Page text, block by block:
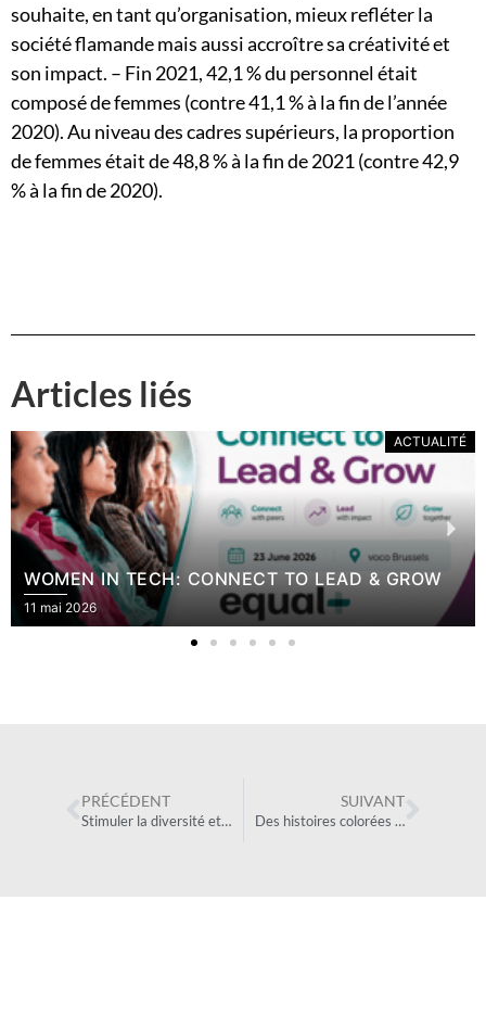
souhaite, en tant qu’organisation, mieux refléter la
société flamande mais aussi accroître sa créativité et
son impact. – Fin 2021, 42,1 % du personnel était
composé de femmes (contre 41,1 % à la fin de l’année
2020). Au niveau des cadres supérieurs, la proportion
de femmes était de 48,8 % à la fin de 2021 (contre 42,9
% à la fin de 2020).
Articles liés
ACTUALITÉ
WOMEN IN TECH: CONNECT TO LEAD & GROW
11 mai 2026
PRÉCÉDENT
Stimuler la diversité et la représentativité dans le secteur des jeux
SUIVANT
Des histoires colorées pour filles rebelles